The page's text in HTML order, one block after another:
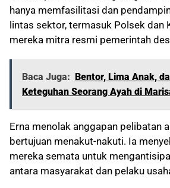
hanya memfasilitasi dan
lintas sektor, termasuk Polsek dan
mereka mitra resmi pemerintah
Baca Juga: Bentor, Lima Anak,
Keteguhan Seorang Ayah di
Erna menolak anggapan pelibatan
bertujuan menakut-nakuti. Ia
mereka semata untuk
antara masyarakat dan pelaku